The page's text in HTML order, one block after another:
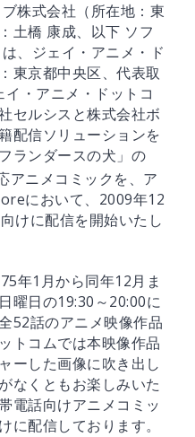
株式会社（所在地：東
土橋 康成、以下 ソフ
、ジェイ・アニメ・ド
東京都中央区、代表取
・アニメ・ドットコ
セルシスと株式会社ボ
配信ソリューションを
ランダースの犬」の
ニメコミックを、ア
において、2009年12
けに配信を開始いたし
年1月から同年12月ま
曜日の19:30～20:00に
52話のアニメ映像作品
トコムでは本映像作品
ーした画像に吹き出し
なくともお楽しみいた
電話向けアニメコミッ
に配信しております。